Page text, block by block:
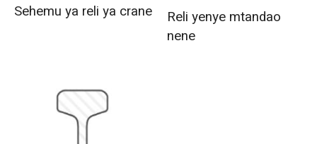
Sehemu ya reli ya crane
Reli yenye mtandao
nene